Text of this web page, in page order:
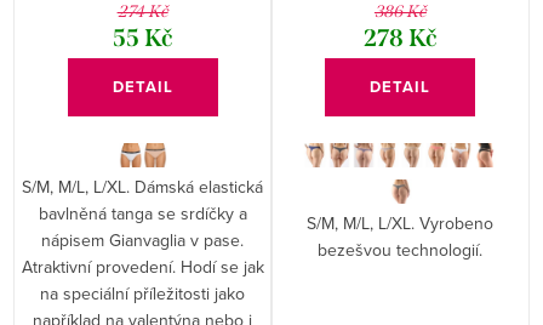
274 Kč
55 Kč
DETAIL
S/M, M/L, L/XL. Dámská elastická
bavlněná tanga se srdíčky a
nápisem Gianvaglia v pase.
Atraktivní provedení. Hodí se jak
na speciální příležitosti jako
například na valentýna nebo i
386 Kč
278 Kč
DETAIL
S/M, M/L, L/XL. Vyrobeno
bezešvou technologií.